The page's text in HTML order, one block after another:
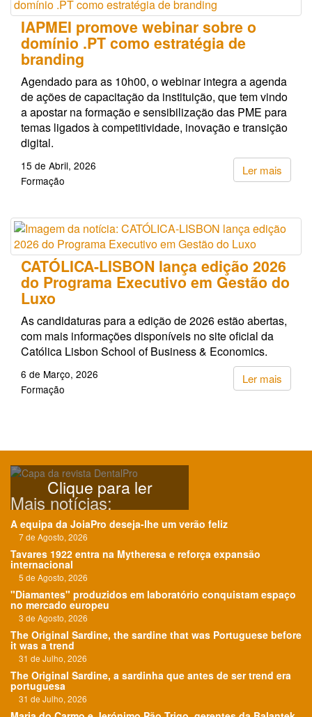
IAPMEI promove webinar sobre o
domínio .PT como estratégia de
branding
Agendado para as 10h00, o webinar integra a agenda
de ações de capacitação da instituição, que tem vindo
a apostar na formação e sensibilização das PME para
temas ligados à competitividade, inovação e transição
digital.
Ler mais
15 de Abril, 2026
Formação
CATÓLICA-LISBON lança edição 2026
do Programa Executivo em Gestão do
Luxo
As candidaturas para a edição de 2026 estão abertas,
com mais informações disponíveis no site oficial da
Católica Lisbon School of Business & Economics.
Ler mais
6 de Março, 2026
Formação
Clique para ler
Mais notícias:
A equipa da JoiaPro deseja-lhe um verão feliz
7 de Agosto, 2026
Tavares 1922 entra na Mytheresa e reforça expansão
internacional
5 de Agosto, 2026
"Diamantes" produzidos em laboratório conquistam espaço
no mercado europeu
3 de Agosto, 2026
The Original Sardine, the sardine that was Portuguese before
it was a trend
31 de Julho, 2026
The Original Sardine, a sardinha que antes de ser trend era
portuguesa
31 de Julho, 2026